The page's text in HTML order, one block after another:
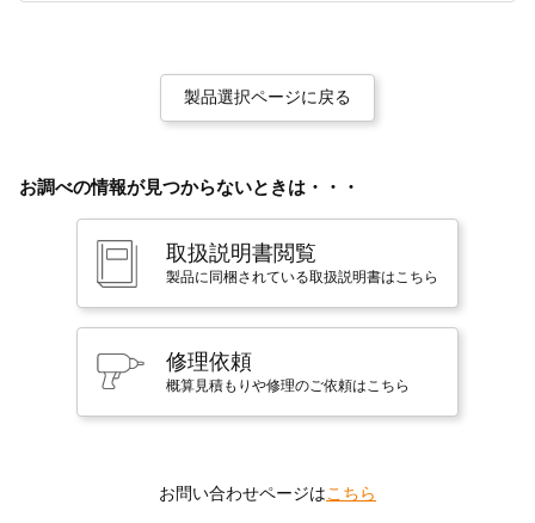
製品選択ページに戻る
お調べの情報が見つからないときは・・・
取扱説明書閲覧
製品に同梱されている取扱説明書はこちら
修理依頼
概算見積もりや修理のご依頼はこちら
お問い合わせページはこちら